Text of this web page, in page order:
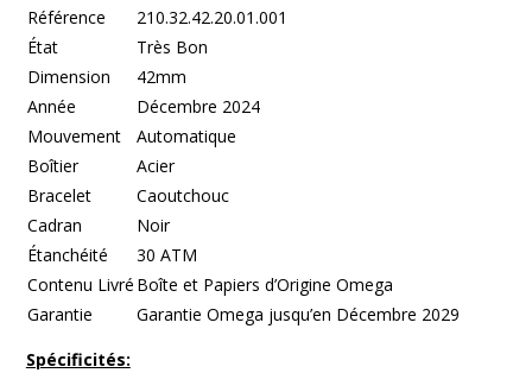
Référence
210.32.42.20.01.001
État
Très Bon
Dimension
42mm
Année
Décembre 2024
Mouvement
Automatique
Boîtier
Acier
Bracelet
Caoutchouc
Cadran
Noir
Étanchéité
30 ATM
Contenu Livré Boîte et Papiers d’Origine Omega
Garantie
Garantie Omega jusqu’en Décembre 2029
Spécificités: